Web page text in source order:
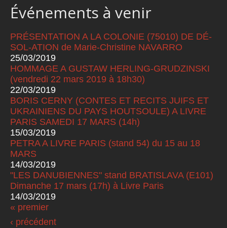
Événements à venir
PRÉSENTATION A LA COLONIE (75010) DE DÉ-
SOL-ATION de Marie-Christine NAVARRO
25/03/2019
HOMMAGE A GUSTAW HERLING-GRUDZINSKI
(vendredi 22 mars 2019 à 18h30)
22/03/2019
BORIS CERNY (CONTES ET RECITS JUIFS ET
UKRAINIENS DU PAYS HOUTSOULE) A LIVRE
PARIS SAMEDI 17 MARS (14h)
15/03/2019
PETRA A LIVRE PARIS (stand 54) du 15 au 18
MARS
14/03/2019
"LES DANUBIENNES" stand BRATISLAVA (E101)
Dimanche 17 mars (17h) à Livre Paris
14/03/2019
Pages
« premier
‹ précédent